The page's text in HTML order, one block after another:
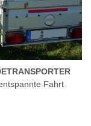
Fahrt